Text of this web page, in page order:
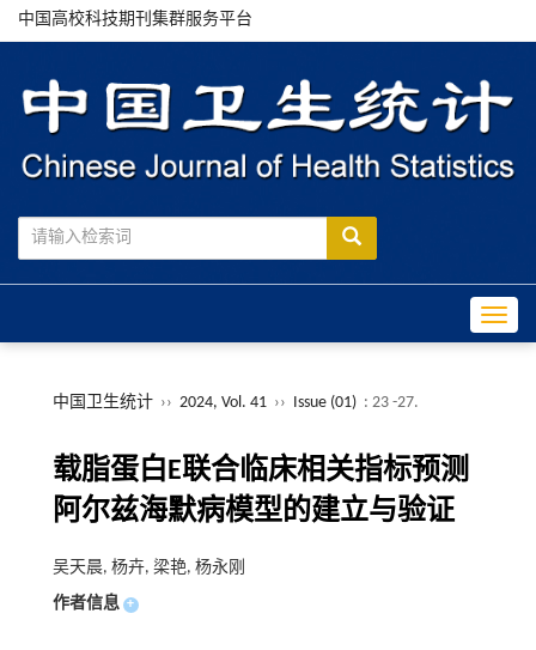
中国高校科技期刊集群服务平台
中国卫生统计 ›› 2024, Vol. 41 ›› Issue (01) : 23 -27.
载脂蛋白E联合临床相关指标预测
阿尔兹海默病模型的建立与验证
吴天晨, 杨卉, 梁艳, 杨永刚
作者信息 +